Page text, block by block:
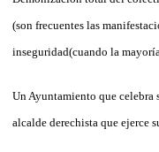
(son frecuentes las
inseguridad(cuando la
Un Ayuntamiento que
alcalde derechista que ejerce